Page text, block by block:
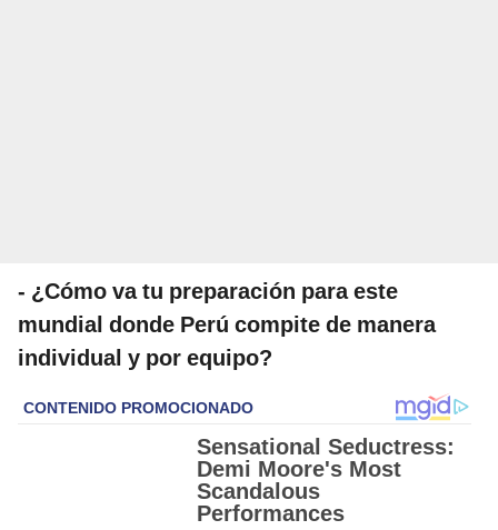
- ¿Cómo va tu preparación para este
mundial donde Perú compite de manera
individual y por equipo?